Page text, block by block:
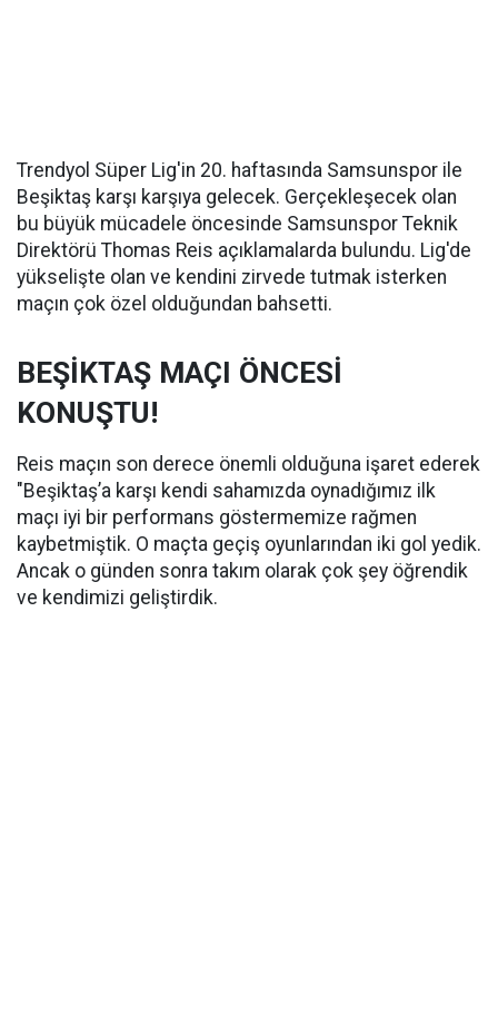
Trendyol Süper Lig'in 20. haftasında Samsunspor ile
Beşiktaş karşı karşıya gelecek. Gerçekleşecek olan
bu büyük mücadele öncesinde Samsunspor Teknik
Direktörü Thomas Reis açıklamalarda bulundu. Lig'de
yükselişte olan ve kendini zirvede tutmak isterken
maçın çok özel olduğundan bahsetti.
BEŞİKTAŞ MAÇI ÖNCESİ
KONUŞTU!
Reis maçın son derece önemli olduğuna işaret ederek
"Beşiktaş’a karşı kendi sahamızda oynadığımız ilk
maçı iyi bir performans göstermemize rağmen
kaybetmiştik. O maçta geçiş oyunlarından iki gol yedik.
Ancak o günden sonra takım olarak çok şey öğrendik
ve kendimizi geliştirdik.